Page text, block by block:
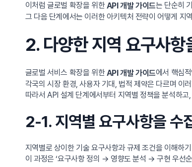
이처럼 글로벌 확장을 위한API 개발 가이드는 단순히
그 다음 단계에서는 이러한 아키텍처 전략이 어떻게 지
2. 다양한 지역 요구사
글로벌 서비스 확장을 위한API 개발 가이드에서 핵심
각국의 시장 환경, 사용자 기대, 법적 제약은 다르며 이
따라서 API 설계 단계에서부터 지역별 정책을 분석하
2-1. 지역별 요구사항을 수
지역별로 상이한 기술 요구사항과 규제 조건을 이해하
이 과정은 ‘요구사항 정의 → 영향도 분석 → 구현 우선